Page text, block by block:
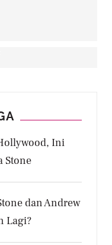
Ini
Stone
dan Andrew
Lagi?